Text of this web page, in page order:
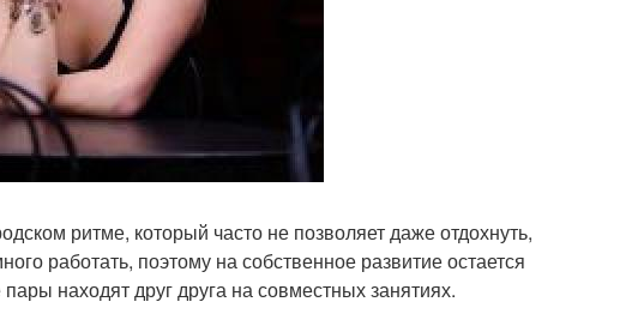
ритме, который часто не позволяет даже отдохнуть,
работать, поэтому на собственное развитие остается
находят друг друга на совместных занятиях.